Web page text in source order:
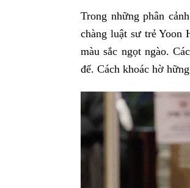
Trong những phân
chàng luật sư trẻ
màu sắc ngọt ngào.
để. Cách khoác hờ